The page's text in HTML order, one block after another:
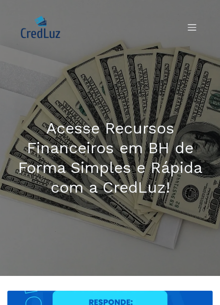
Acesse Recursos
Financeiros em BH de
Forma Simples e Rápida
com a CredLuz!